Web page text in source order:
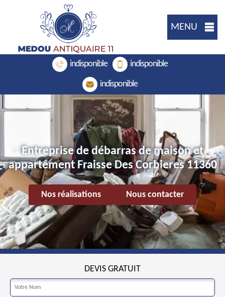
MENU
indisponible indisponible
indisponible
Entreprise de débarras de maison et
appartement Fraisse Des Corbieres 11360
Nos réalisations Nous contacter
DEVIS GRATUIT